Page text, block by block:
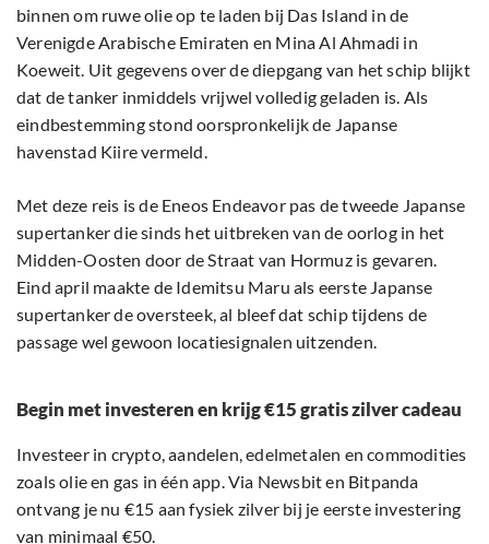
binnen om ruwe olie op te laden bij Das Island in de
Verenigde Arabische Emiraten en Mina Al Ahmadi in
Koeweit. Uit gegevens over de diepgang van het schip blijkt
dat de tanker inmiddels vrijwel volledig geladen is. Als
eindbestemming stond oorspronkelijk de Japanse
havenstad Kiire vermeld.
Met deze reis is de Eneos Endeavor pas de tweede Japanse
supertanker die sinds het uitbreken van de oorlog in het
Midden-Oosten door de Straat van Hormuz is gevaren.
Eind april maakte de Idemitsu Maru als eerste Japanse
supertanker de oversteek, al bleef dat schip tijdens de
passage wel gewoon locatiesignalen uitzenden.
Begin met investeren en krijg €15 gratis zilver cadeau
Investeer in crypto, aandelen, edelmetalen en commodities
zoals olie en gas in één app. Via Newsbit en Bitpanda
ontvang je nu €15 aan fysiek zilver bij je eerste investering
van minimaal €50.